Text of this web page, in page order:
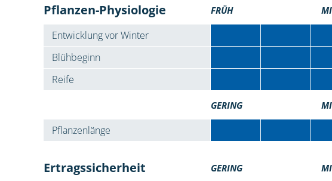
Pflanzen-Physiologie FRÜH
Entwicklung vor Winter
Blühbeginn
Reife
GERING
Pflanzenlänge
Ertragssicherheit GERING